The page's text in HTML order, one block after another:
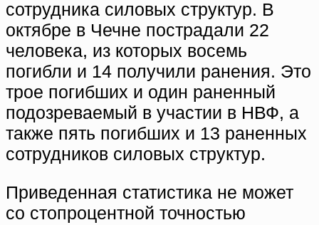
сотрудника силовых структур. В
октябре в Чечне пострадали 22
человека, из которых восемь
погибли и 14 получили ранения. Это
трое погибших и один раненный
подозреваемый в участии в НВФ, а
также пять погибших и 13 раненных
сотрудников силовых структур.
Приведенная статистика не может
со стопроцентной точностью